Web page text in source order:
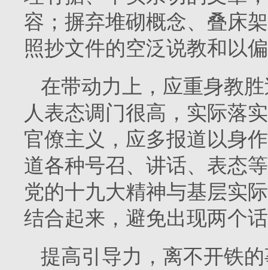
容；摒弃堆砌概念、叠床
照抄文件的空泛说教和以
在带动力上，应重身教
人表态调门很高，实际落
官僚主义，应多报道以身
道各种号召、讲话、表态
党的十九大精神与基层实
结合起来，避免出现两个
提高引导力，离不开铁